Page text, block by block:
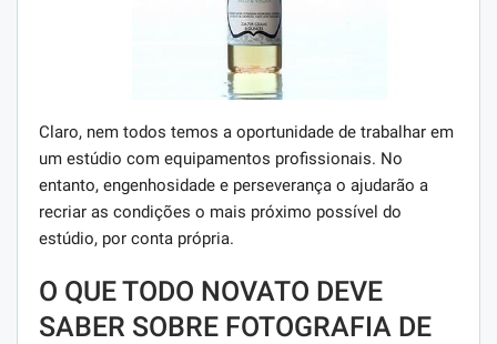
Claro, nem todos temos a oportunidade de trabalhar em
um estúdio com equipamentos profissionais. No
entanto, engenhosidade e perseverança o ajudarão a
recriar as condições o mais próximo possível do
estúdio, por conta própria.
O QUE TODO NOVATO DEVE
SABER SOBRE FOTOGRAFIA DE